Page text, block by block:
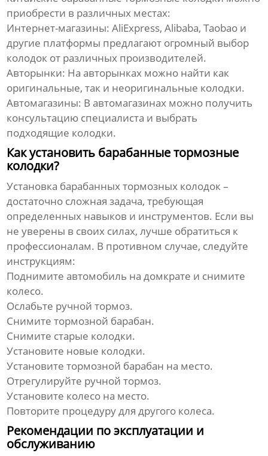
приобрести в различных местах:
Интернет-магазины: AliExpress, Alibaba, Taobao и
другие платформы предлагают огромный выбор
колодок от различных производителей.
Авторынки: На авторынках можно найти как
оригинальные, так и неоригинальные колодки.
Автомагазины: В автомагазинах можно получить
консультацию специалиста и выбрать
подходящие колодки.
Как установить барабанные тормозные
колодки?
Установка барабанных тормозных колодок –
достаточно сложная задача, требующая
определенных навыков и инструментов. Если вы
не уверены в своих силах, лучше обратиться к
профессионалам. В противном случае, следуйте
инструкциям:
Поднимите автомобиль на домкрате и снимите
колесо.
Ослабьте ручной тормоз.
Снимите тормозной барабан.
Снимите старые колодки.
Установите новые колодки.
Установите тормозной барабан на место.
Отрегулируйте ручной тормоз.
Установите колесо на место.
Повторите процедуру для другого колеса.
Рекомендации по эксплуатации и
обслуживанию